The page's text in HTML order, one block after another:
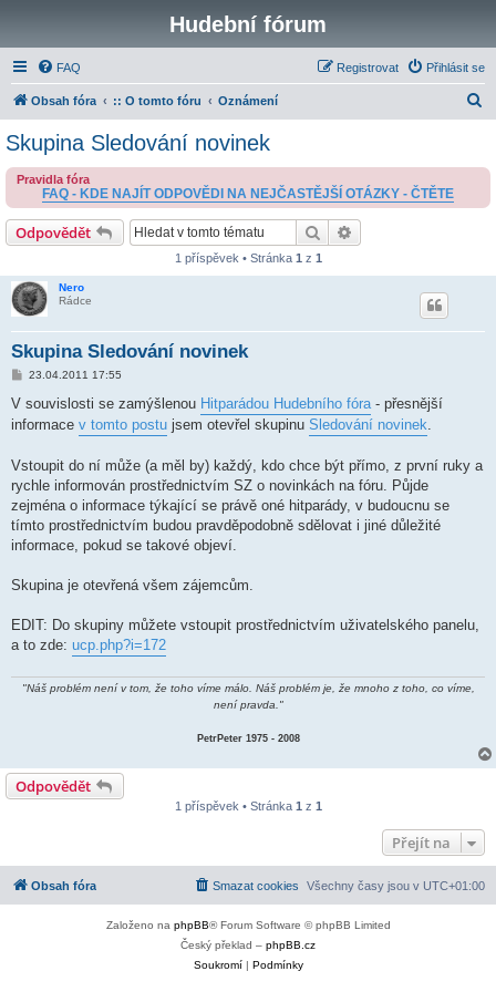
Hudební fórum
FAQ Přihlásit se
Registrovat
Obsah fóra :: O tomto fóru Oznámení
a
Skupina Sledování novinek
Pravidla fóra
FAQ - KDE NAJÍT ODPOVĚDI NA NEJČASTĚJŠÍ OTÁZKY - ČTĚTE
Odpovědět Hledat
1 příspěvek • Stránka 1 z 1
Nero
Rádce
Skupina Sledování novinek
P
í
p
e
23.04.2011 17:55
V souvislosti se zamýšlenou Hitparádou Hudebního fóra- přesnější
informace v tomto postu jsem otevřel skupinu Sledování novinek.
Vstoupit do ní může (a měl by) každý, kdo chce být přímo, z první ruky a
rychle informován prostřednictvím SZ o novinkách na fóru. Půjde
zejména o informace týkající se právě oné hitparády, v budoucnu se
tímto prostřednictvím budou pravděpodobně sdělovat i jiné důležité
informace, pokud se takové objeví.
Skupina je otevřená všem zájemcům.
EDIT: Do skupiny můžete vstoupit prostřednictvím uživatelského panelu,
a to zde: ucp.php?i=172
"Náš problém není v tom, že toho víme málo. Náš problém je, že mnoho z toho, co víme,
není pravda."
PetrPeter 1975 - 2008
Odpovědět
1 příspěvek • Stránka 1 z 1
Přejít na
Obsah fóra Všechny časy jsou v UTC+01:00
Smazat cookies
Založeno na phpBB® Forum Software © phpBB Limited
Český překlad – phpBB.cz
Soukromí| Podmínky